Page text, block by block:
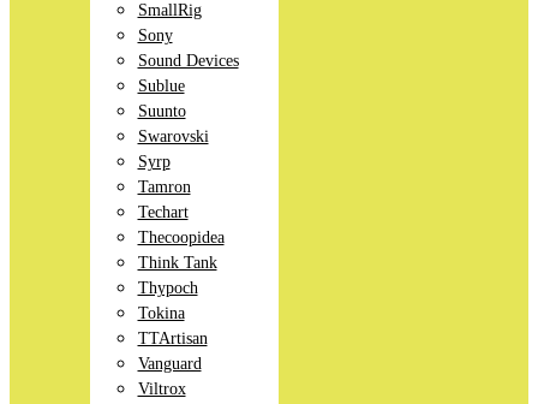
SmallRig
Sony
Sound Devices
Sublue
Suunto
Swarovski
Syrp
Tamron
Techart
Thecoopidea
Think Tank
Thypoch
Tokina
TTArtisan
Vanguard
Viltrox